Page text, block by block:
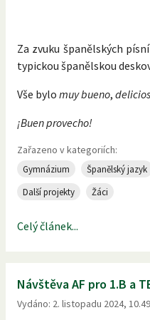
Za zvuku španělských
typickou španělskou
Vše bylo muy bueno,
¡Buen provecho!
Zařazeno v kategoriích:
Gymnázium Španělský jazyk
Další projekty
Žáci
Celý článek...
Návštěva AF pro 1.B a
Vydáno: 2. listopadu 2024, 10.49